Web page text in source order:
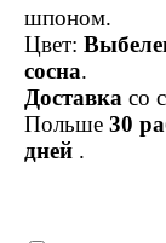
шпоном.
Цвет:
сосна.
Доставка со
Польше 30
дней .